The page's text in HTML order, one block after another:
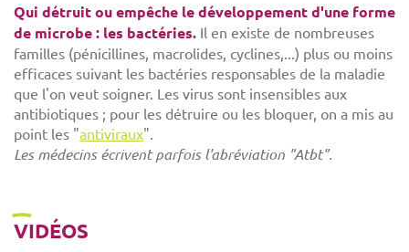
Qui détruit ou empêche le développement d'une forme
de microbe : les bactéries. Il en existe de nombreuses
familles (pénicillines, macrolides, cyclines,...) plus ou moins
efficaces suivant les bactéries responsables de la maladie
que l'on veut soigner. Les virus sont insensibles aux
antibiotiques ; pour les détruire ou les bloquer, on a mis au
point les "antiviraux".
Les médecins écrivent parfois l'abréviation "Atbt".
VIDÉOS